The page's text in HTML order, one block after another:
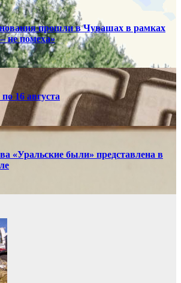
прошли в Чувашах в рамках
не помеха»
16 августа
«Уральские были» представлена в